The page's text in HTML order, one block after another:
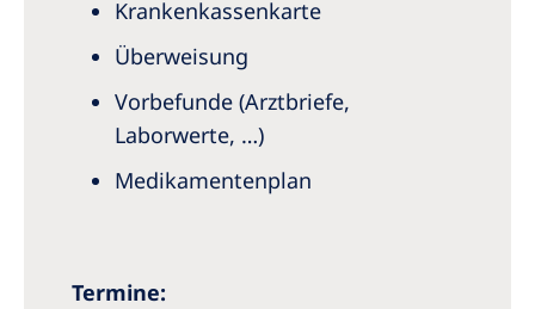
Krankenkassenkarte
Überweisung
Vorbefunde (Arztbriefe,
Laborwerte, …)
Medikamentenplan
Termine: